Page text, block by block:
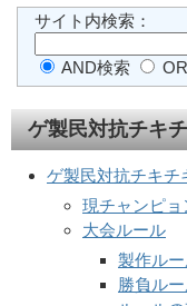
サイト内検索：
AND検索
ゲ製民対抗チキ
ゲ製民対抗チキチ
現チャンピョ
大会ルール
製作ル
勝負ル